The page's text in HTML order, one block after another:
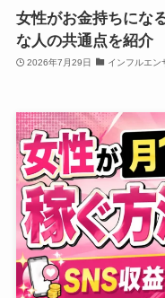
女性がお金持ちにな
な人の共通点を紹介
2026年7月29日 インフルエン